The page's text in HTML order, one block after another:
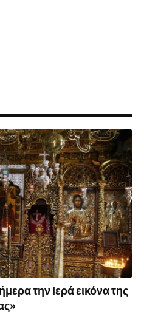
την Ιερά εικόνα της